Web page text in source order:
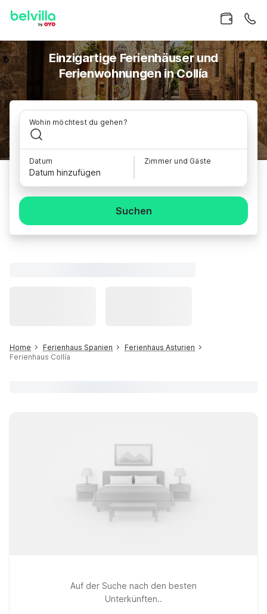
Einzigartige Ferienhäuser und
Ferienwohnungen in Collía
Wohin möchtest du gehen?
Datum
Datum hinzufügen
Zimmer und Gäste
Suchen
Home Ferienhaus Spanien
Ferienhaus Asturien
Ferienhaus Collía
Auf der Suche nach den besten
Unterkünften..